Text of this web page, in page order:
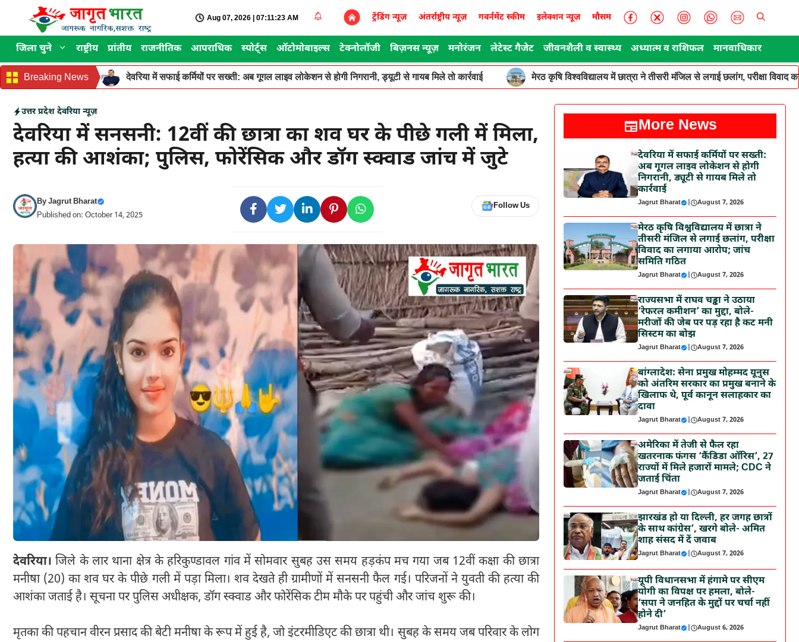
content
Aug 07, 2026 | 07:11:23 AM ट्रेंडिंग न्यूज़ अंतर्राष्ट्रीय न्यूज़ गवर्नमेंट स्कीम इलेक्शन न्यूज़ मौसम
जिला चुने राष्ट्रीय प्रांतीय राजनीतिक आपराधिक स्पोर्ट्स ऑटोमोबाइल्स टेक्नोलॉजी बिज़नस न्यूज़ मनोरंजन लेटेस्ट गैजेट जीवनशैली व स्वास्थ्य अध्यात्म व राशिफल मानवाधिकार
Breaking News देवरिया में सफाई कर्मियों पर सख्ती: अब गूगल लाइव लोकेशन से होगी निगरानी, ड्यूटी से गायब मिले तो कार्रवाई मेरठ कृषि विश्वविद्यालय में छात्रा ने तीसरी मंजिल से लगाई छलांग, परीक्षा विवाद
उत्तर प्रदेश देवरिया न्यूज़
देवरिया में सनसनी: 12वीं की छात्रा का शव घर के पीछे गली में मिला,
हत्या की आशंका; पुलिस, फोरेंसिक और डॉग स्क्वाड जांच में जुटे
ByJagrut Bharat
Published on: October 14, 2025
Follow Us
देवरिया। जिले के लार थाना क्षेत्र के हरिकुण्डावल गांव में सोमवार सुबह उस समय हड़कंप मच गया जब 12वीं कक्षा की छात्रा
मनीषा (20) का शव घर के पीछे गली में पड़ा मिला। शव देखते ही ग्रामीणों में सनसनी फैल गई। परिजनों ने युवती की हत्या की
आशंका जताई है। सूचना पर पुलिस अधीक्षक, डॉग स्क्वाड और फोरेंसिक टीम मौके पर पहुंची और जांच शुरू की।
मृतका की पहचान वीरन प्रसाद की बेटी मनीषा के रूप में हुई है, जो इंटरमीडिएट की छात्रा थी। सुबह के समय जब परिवार के लोग
More News
देवरिया में सफाई कर्मियों पर सख्ती:
अब गूगल लाइव लोकेशन से होगी
निगरानी, ड्यूटी से गायब मिले तो
कार्रवाई
Jagrut Bharat | August 7, 2026
मेरठ कृषि विश्वविद्यालय में छात्रा ने
तीसरी मंजिल से लगाई छलांग, परीक्षा
विवाद का लगाया आरोप; जांच
समिति गठित
Jagrut Bharat | August 7, 2026
राज्यसभा में राघव चड्ढा ने उठाया
‘रेफरल कमीशन’ का मुद्दा, बोले-
मरीजों की जेब पर पड़ रहा है कट मनी
सिस्टम का बोझ
Jagrut Bharat | August 7, 2026
बांग्लादेश: सेना प्रमुख मोहम्मद यूनुस
को अंतरिम सरकार का प्रमुख बनाने के
खिलाफ थे, पूर्व कानून सलाहकार का
दावा
Jagrut Bharat | August 7, 2026
अमेरिका में तेजी से फैल रहा
खतरनाक फंगस ‘कैंडिडा ऑरिस’, 27
राज्यों में मिले हजारों मामले; CDC ने
जताई चिंता
Jagrut Bharat | August 7, 2026
झारखंड हो या दिल्ली, हर जगह छात्रों
के साथ कांग्रेस’, खरगे बोले- अमित
शाह संसद में दें जवाब
Jagrut Bharat | August 7, 2026
यूपी विधानसभा में हंगामे पर सीएम
योगी का विपक्ष पर हमला, बोले-
‘सपा ने जनहित के मुद्दों पर चर्चा नहीं
होने दी’
Jagrut Bharat | August 6, 2026